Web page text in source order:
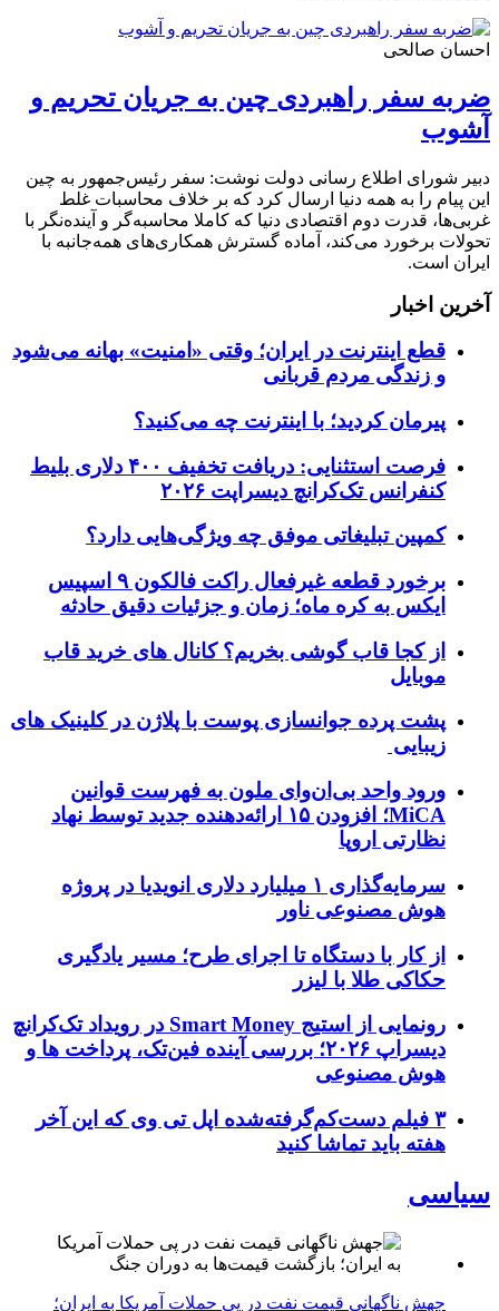
احسان صالحی
ضربه سفر راهبردی چین به جریان تحریم و
آشوب
دبیر شورای اطلاع رسانی دولت نوشت: سفر رئیس‌جمهور به چین
این پیام را به همه دنیا ارسال کرد که بر خلاف محاسبات غلط
غربی‌ها، قدرت دوم اقتصادی دنیا که کاملا محاسبه‌گر و آینده‌نگر با
تحولات برخورد می‌کند، آماده گسترش همکاری‌های همه‌جانبه با
ایران است.
آخرین اخبار
قطع اینترنت در ایران؛ وقتی «امنیت» بهانه می‌شود
و زندگی مردم قربانی
پیرمان کردید؛ با اینترنت چه می‌کنید؟
فرصت استثنایی: دریافت تخفیف ۴۰۰ دلاری بلیط
کنفرانس تک‌کرانچ دیسراپت ۲۰۲۶
کمپین تبلیغاتی موفق چه ویژگی‌هایی دارد؟
برخورد قطعه غیرفعال راکت فالکون ۹ اسپیس
ایکس به کره ماه؛ زمان و جزئیات دقیق حادثه
از کجا قاب گوشی بخریم؟ کانال های خرید قاب
موبایل
پشت پرده جوانسازی پوست با پلاژن در کلینیک های
زیبایی
ورود واحد بی‌ان‌وای ملون به فهرست قوانین
MiCA؛ افزودن ۱۵ ارائه‌دهنده جدید توسط نهاد
نظارتی اروپا
سرمایه‌گذاری ۱ میلیارد دلاری انویدیا در پروژه
هوش مصنوعی ناور
از کار با دستگاه تا اجرای طرح؛ مسیر یادگیری
حکاکی طلا با لیزر
رونمایی از استیج Smart Money در رویداد تک‌کرانچ
دیسراپ ۲۰۲۶؛ بررسی آینده فین‌تک، پرداخت‌ ها و
هوش مصنوعی
۳ فیلم دست‌کم‌گرفته‌شده اپل تی وی که این آخر
هفته باید تماشا کنید
سیاسی
جهش ناگهانی قیمت نفت در پی حملات آمریکا به ایران؛